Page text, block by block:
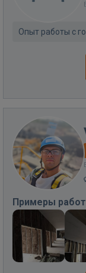
Опыт работы с
Примеры работ